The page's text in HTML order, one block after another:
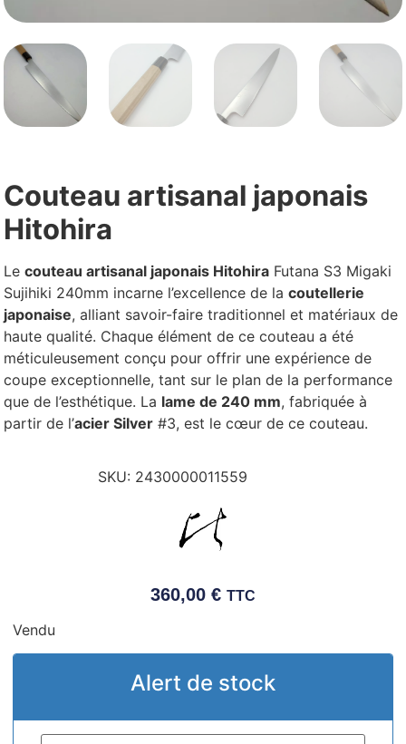
Couteau artisanal japonais
Hitohira
Lecouteau artisanal japonais Hitohira Futana S3 Migaki
Sujihiki 240mm incarne l’excellence de lacoutellerie
japonaise, alliant savoir-faire traditionnel et matériaux de
haute qualité. Chaque élément de ce couteau a été
méticuleusement conçu pour offrir une expérience de
coupe exceptionnelle, tant sur le plan de la performance
que de l’esthétique. La lame de 240 mm, fabriquée à
partir de l’acier Silver #3, est le cœur de ce couteau.
SKU: 2430000011559
360,00 € TTC
Vendu
Alert de stock